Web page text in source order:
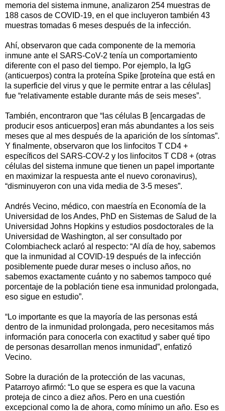
memoria del sistema inmune, analizaron 254 muestras de
188 casos de COVID-19, en el que incluyeron también 43
muestras tomadas 6 meses después de la infección.
Ahí, observaron que cada componente de la memoria
inmune ante el SARS-CoV-2 tenía un comportamiento
diferente con el paso del tiempo. Por ejemplo, la IgG
(anticuerpos) contra la proteína Spike [proteína que está en
la superficie del virus y que le permite entrar a las células]
fue “relativamente estable durante más de seis meses”.
También, encontraron que “las células B [encargadas de
producir esos anticuerpos] eran más abundantes a los seis
meses que al mes después de la aparición de los síntomas”.
Y finalmente, observaron que los linfocitos T CD4 +
específicos del SARS-COV-2 y los linfocitos T CD8 + (otras
células del sistema inmune que tienen un papel importante
en maximizar la respuesta ante el nuevo coronavirus),
“disminuyeron con una vida media de 3-5 meses”.
Andrés Vecino, médico, con maestría en Economía de la
Universidad de los Andes, PhD en Sistemas de Salud de la
Universidad Johns Hopkins y estudios posdoctorales de la
Universidad de Washington, al ser consultado por
Colombiacheck aclaró al respecto: “Al día de hoy, sabemos
que la inmunidad al COVID-19 después de la infección
posiblemente puede durar meses o incluso años, no
sabemos exactamente cuánto y no sabemos tampoco qué
porcentaje de la población tiene esa inmunidad prolongada,
eso sigue en estudio”.
“Lo importante es que la mayoría de las personas está
dentro de la inmunidad prolongada, pero necesitamos más
información para conocerla con exactitud y saber qué tipo
de personas desarrollan menos inmunidad”, enfatizó
Vecino.
Sobre la duración de la protección de las vacunas,
Patarroyo afirmó: “Lo que se espera es que la vacuna
proteja de cinco a diez años. Pero en una cuestión
excepcional como la de ahora, como mínimo un año. Eso es